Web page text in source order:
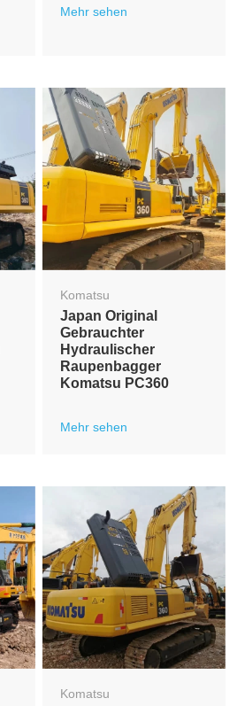
Mehr sehen
Komatsu
Japan Original
Gebrauchter
Hydraulischer
Raupenbagger
Komatsu PC360
Mehr sehen
Komatsu